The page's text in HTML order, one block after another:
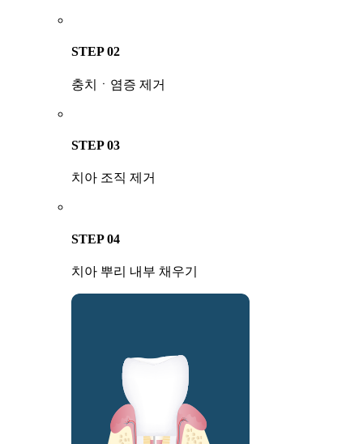
STEP 02
충치ㆍ염증 제거
STEP 03
치아 조직 제거
STEP 04
치아 뿌리 내부 채우기